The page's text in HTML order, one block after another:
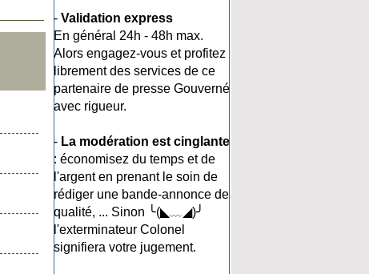
- Validation express
En général 24h - 48h max.
Alors engagez-vous et profitez
librement des services de ce
partenaire de presse Gouverné
avec rigueur.
- La modération est cinglante
: économisez du temps et de
l'argent en prenant le soin de
rédiger une bande-annonce de
qualité, ... Sinon ╰(◣﹏◢)╯
l'exterminateur Colonel
signifiera votre jugement.